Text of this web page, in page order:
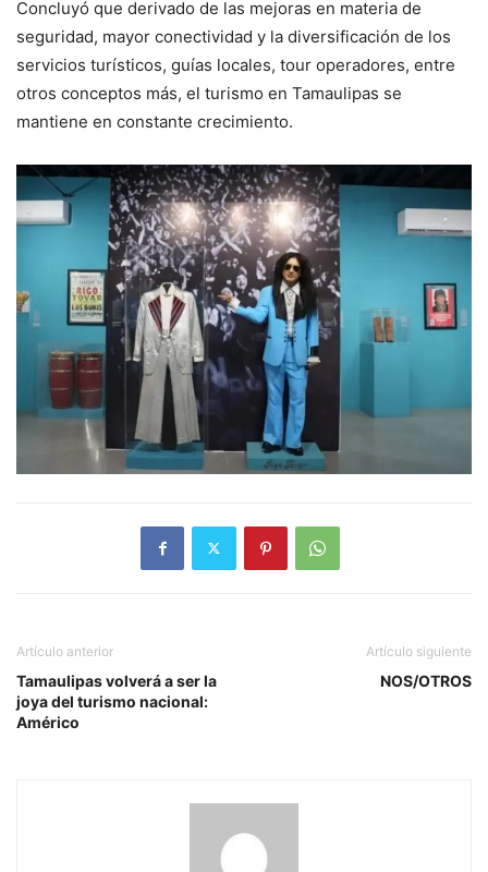
Concluyó que derivado de las mejoras en materia de
seguridad, mayor conectividad y la diversificación de los
servicios turísticos, guías locales, tour operadores, entre
otros conceptos más, el turismo en Tamaulipas se
mantiene en constante crecimiento.
Artículo anterior
Tamaulipas volverá a ser la
joya del turismo nacional:
Américo
Artículo siguiente
NOS/OTROS